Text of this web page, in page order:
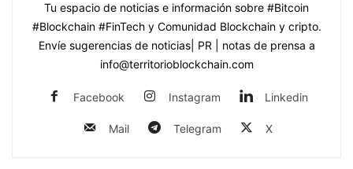
Tu espacio de noticias e información sobre #Bitcoin
#Blockchain #FinTech y Comunidad Blockchain y cripto.
Envíe sugerencias de noticias| PR | notas de prensa a
info@territorioblockchain.com
Facebook Instagram Linkedin
Mail Telegram X